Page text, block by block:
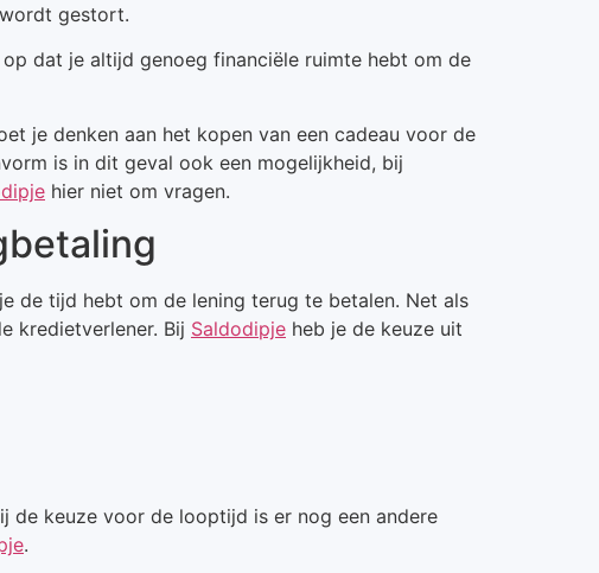
gestort.
dat je altijd genoeg financiële ruimte hebt om de
je denken aan het kopen van een cadeau voor de
is in dit geval ook een mogelijkheid, bij
hier niet om vragen.
de tijd hebt om de lening terug te betalen. Net als
kredietverlener. Bij Saldodipje heb je de keuze uit
de keuze voor de looptijd is er nog een andere
.